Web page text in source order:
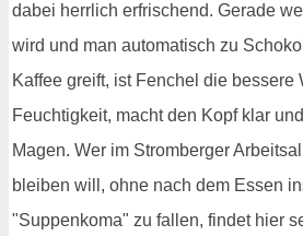
dabei herrlich erfrischend. Gerade
wird und man automatisch zu
Kaffee greift, ist Fenchel die bessere
Feuchtigkeit, macht den Kopf klar
Magen. Wer im Stromberger
bleiben will, ohne nach dem Essen
"Suppenkoma" zu fallen, findet hier